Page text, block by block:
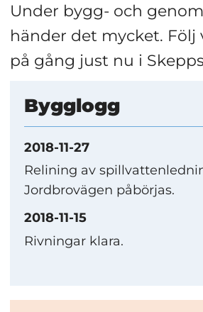
Under bygg- och
händer det mycket. Följ
på gång just nu i
Bygglogg
2018-11-27
Relining av
Jordbrovägen påbörjas.
2018-11-15
Rivningar klara.